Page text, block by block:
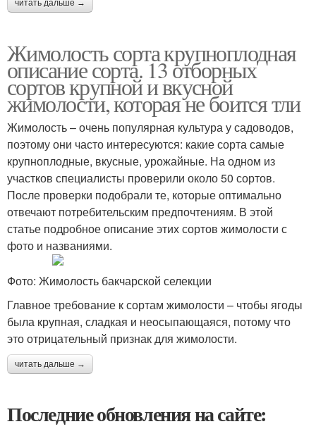
читать дальше →
Жимолость сорта крупноплодная
описание сорта. 13 отборных
сортов крупной и вкусной
жимолости, которая не боится тли
Жимолость – очень популярная культура у садоводов,
поэтому они часто интересуются: какие сорта самые
крупноплодные, вкусные, урожайные. На одном из
участков специалисты проверили около 50 сортов.
После проверки подобрали те, которые оптимально
отвечают потребительским предпочтениям. В этой
статье подробное описание этих сортов жимолости с
фото и названиями.
Фото: Жимолость бакчарской селекции
Главное требование к сортам жимолости – чтобы ягоды
была крупная, сладкая и неосыпающаяся, потому что
это отрицательный признак для жимолости.
читать дальше →
Последние обновления на сайте: